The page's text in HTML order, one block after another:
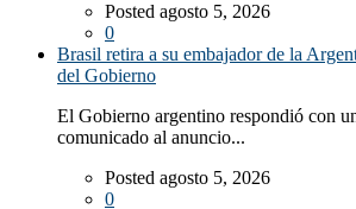
Posted agosto 5, 2026
0
Brasil retira a su embajador de la
del Gobierno
El Gobierno argentino respondió con
comunicado al anuncio...
Posted agosto 5, 2026
0